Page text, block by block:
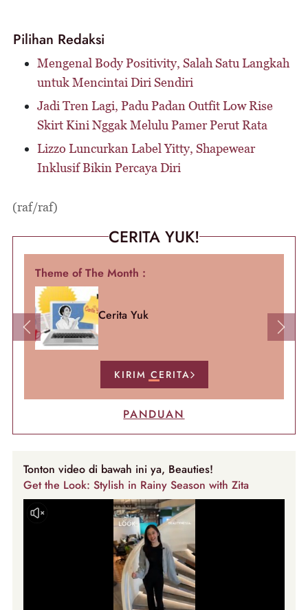
Pilihan Redaksi
Mengenal Body Positivity, Salah Satu Langkah
untuk Mencintai Diri Sendiri
Jadi Tren Lagi, Padu Padan Outfit Low Rise
Skirt Kini Nggak Melulu Pamer Perut Rata
Lizzo Luncurkan Label Yitty, Shapewear
Inklusif Bikin Percaya Diri
(raf/raf)
CERITA YUK!
Theme of The Month :
Cerita Yuk
KIRIM CERITA
Previous Next
PANDUAN
Tonton video di bawah ini ya, Beauties!
Get the Look: Stylish in Rainy Season with Zita